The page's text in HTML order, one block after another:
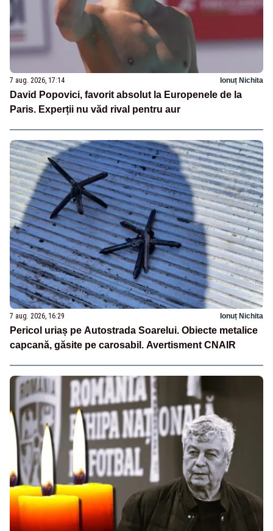
7 aug. 2026, 17:14 Ionuț Nichita
David Popovici, favorit absolut la Europenele de la
Paris. Experții nu văd rival pentru aur
7 aug. 2026, 16:29 Ionuț Nichita
Pericol uriaș pe Autostrada Soarelui. Obiecte metalice
capcană, găsite pe carosabil. Avertisment CNAIR